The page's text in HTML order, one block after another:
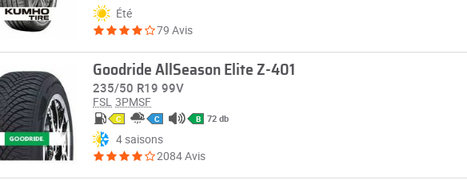
Été
79 Avis
Goodride AllSeason Elite Z-401
235/50 R19 99V
FSL 3PMSF
C C B 72 db
4 saisons
2084 Avis